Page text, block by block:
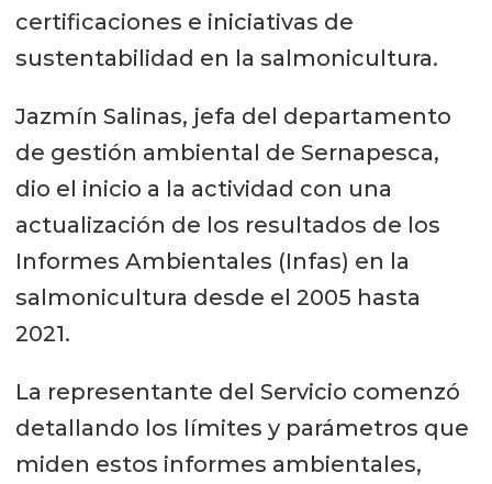
certificaciones e iniciativas de
sustentabilidad en la salmonicultura.
Jazmín Salinas, jefa del departamento
de gestión ambiental de Sernapesca,
dio el inicio a la actividad con una
actualización de los resultados de los
Informes Ambientales (Infas) en la
salmonicultura desde el 2005 hasta
2021.
La representante del Servicio comenzó
detallando los límites y parámetros que
miden estos informes ambientales,